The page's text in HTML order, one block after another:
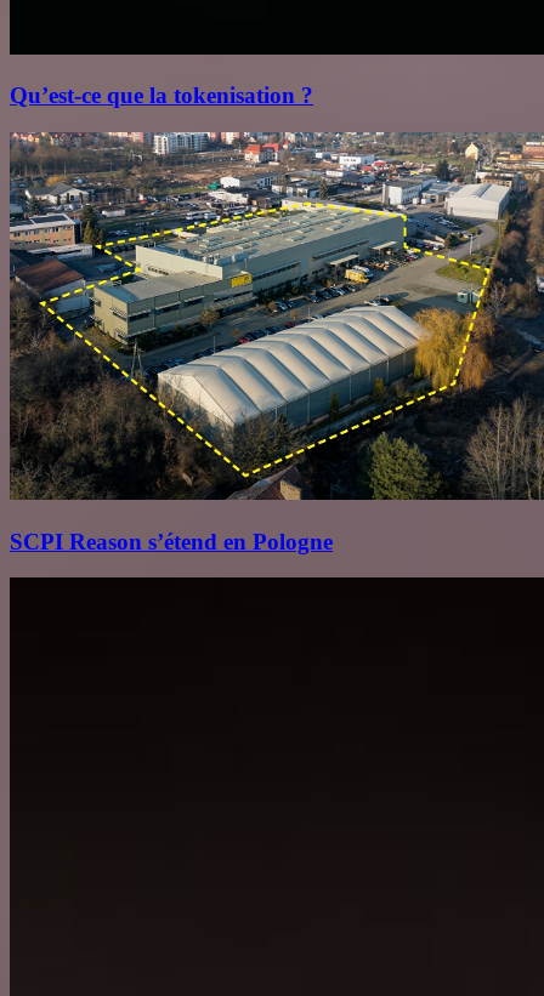
Qu’est‑ce que la tokenisation ?
SCPI Reason s’étend en Pologne